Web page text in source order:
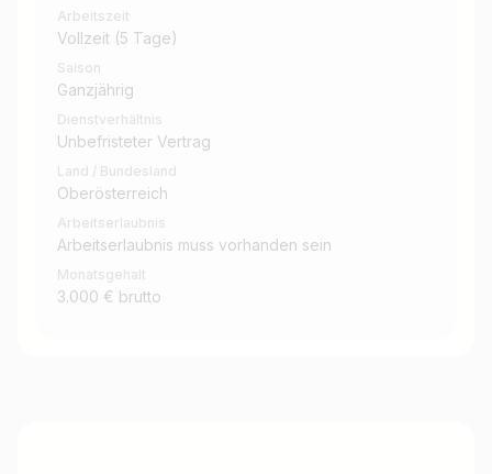
Arbeitszeit
Vollzeit (5 Tage)
Saison
Ganzjährig
Dienstverhältnis
Unbefristeter Vertrag
Land / Bundesland
Oberösterreich
Arbeitserlaubnis
Arbeitserlaubnis muss vorhanden sein
Monatsgehalt
3.000 € brutto